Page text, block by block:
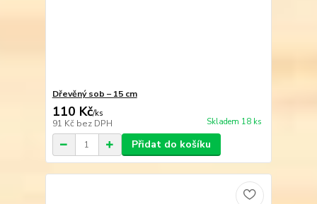
Dřevěný sob – 15 cm
110 Kč/ks
91 Kč bez DPH Skladem 18 ks
Přidat do košíku